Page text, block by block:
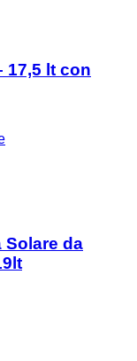
17,5 lt con
Solare da